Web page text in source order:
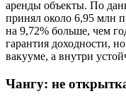
аренды объекты. По
принял около 6,95 млн
на 9,72% больше, чем
гарантия доходности,
вакууме, а внутри
Чангу: не